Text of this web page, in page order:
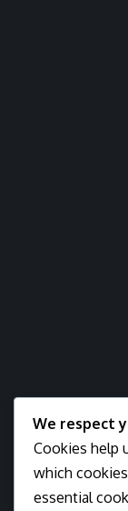
We respect
Cookies help
which
essential